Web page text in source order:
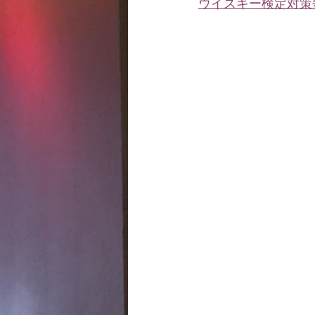
ウイスキー検定対策